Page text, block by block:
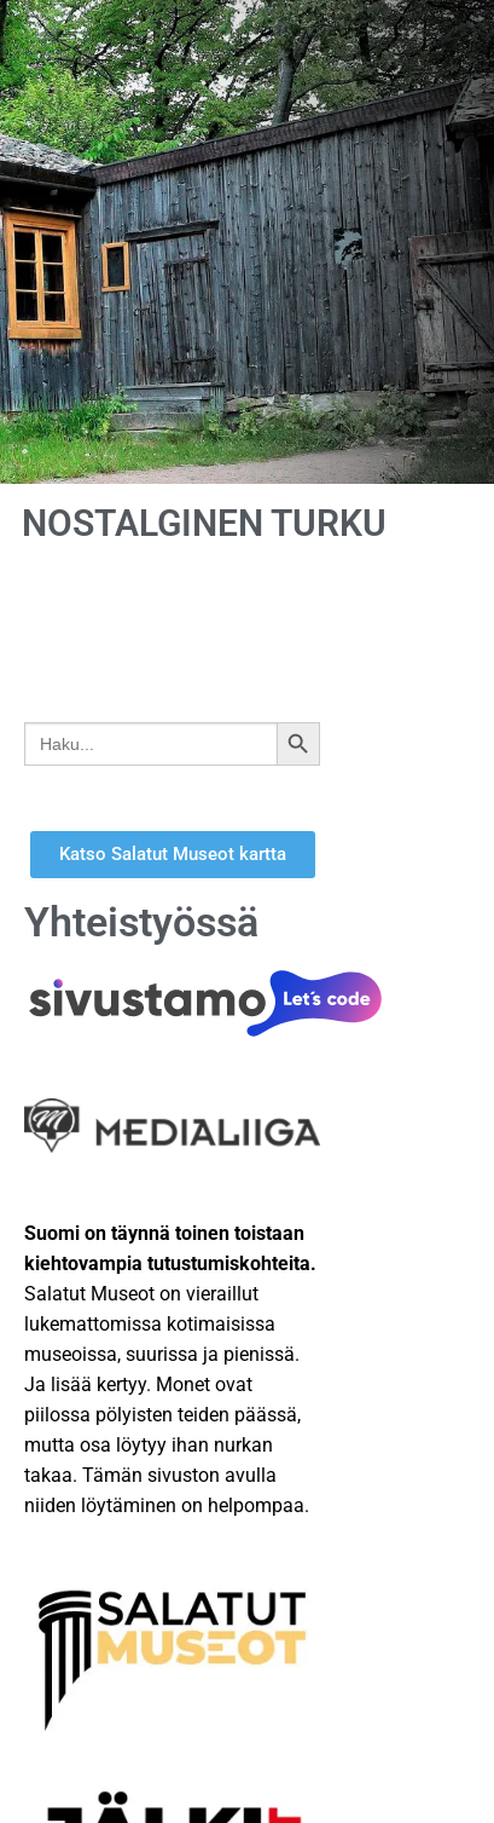
NOSTALGINEN TURKU
Search
for:
SEARCH
Katso Salatut Museot kartta
Yhteistyössä
Suomi on täynnä toinen toistaan
kiehtovampia tutustumiskohteita.
Salatut Museot on vieraillut
lukemattomissa kotimaisissa
museoissa, suurissa ja pienissä.
Ja lisää kertyy. Monet ovat
piilossa pölyisten teiden päässä,
mutta osa löytyy ihan nurkan
takaa. Tämän sivuston avulla
niiden löytäminen on helpompaa.